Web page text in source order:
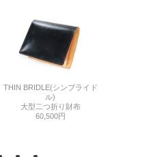
THIN BRIDLE(シンブライド
ル)
大型二つ折り財布
60,500円